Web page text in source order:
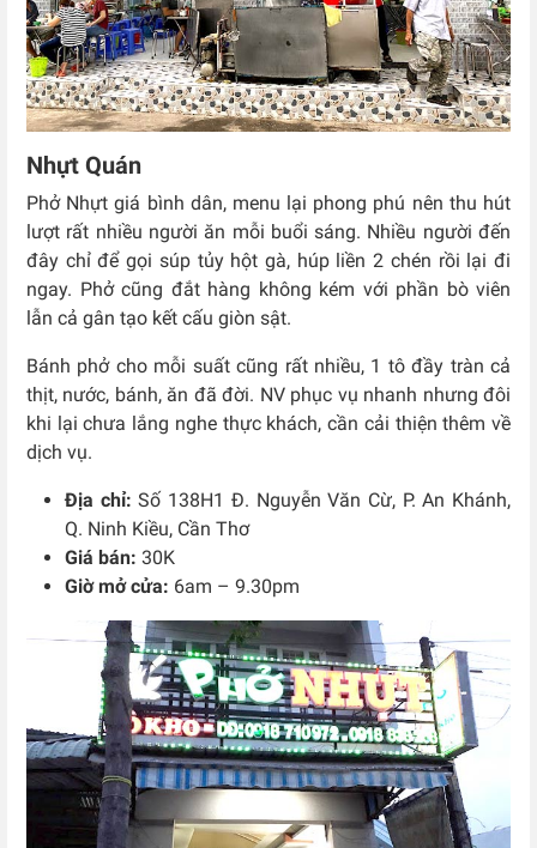
Nhựt Quán
Phở Nhựt giá bình dân, menu lại phong phú nên thu hút
lượt rất nhiều người ăn mỗi buổi sáng. Nhiều người đến
đây chỉ để gọi súp tủy hột gà, húp liền 2 chén rồi lại đi
ngay. Phở cũng đắt hàng không kém với phần bò viên
lẫn cả gân tạo kết cấu giòn sật.
Bánh phở cho mỗi suất cũng rất nhiều, 1 tô đầy tràn cả
thịt, nước, bánh, ăn đã đời. NV phục vụ nhanh nhưng đôi
khi lại chưa lắng nghe thực khách, cần cải thiện thêm về
dịch vụ.
Địa chỉ: Số 138H1 Đ. Nguyễn Văn Cừ, P. An Khánh,
Q. Ninh Kiều, Cần Thơ
Giá bán: 30K
Giờ mở cửa: 6am – 9.30pm